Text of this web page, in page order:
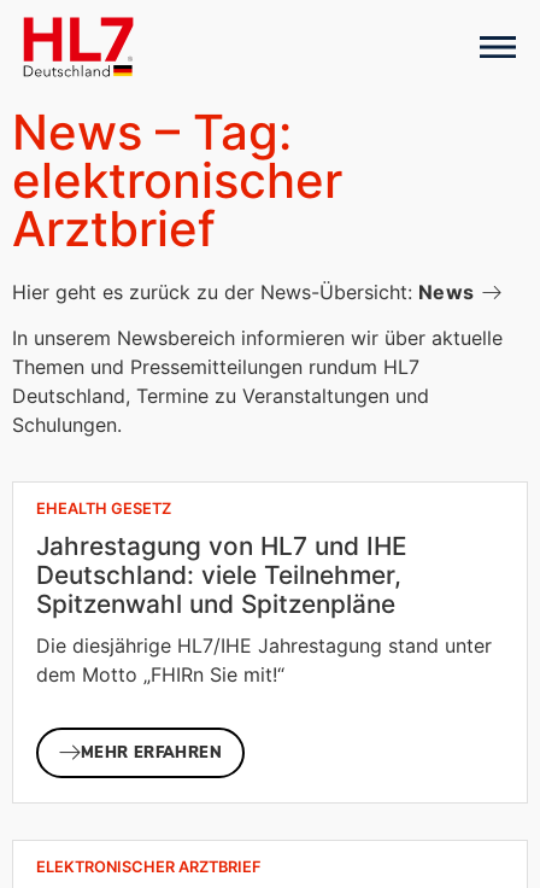
News – Tag:
elektronischer
Arztbrief
Hier geht es zurück zu der News-Übersicht: News
In unserem Newsbereich informieren wir über aktuelle
Themen und Pressemitteilungen rundum HL7
Deutschland, Termine zu Veranstaltungen und
Schulungen.
EHEALTH GESETZ
Jahrestagung von HL7 und IHE
Deutschland: viele Teilnehmer,
Spitzenwahl und Spitzenpläne
Die diesjährige HL7/IHE Jahrestagung stand unter
dem Motto „FHIRn Sie mit!“
MEHR ERFAHREN
ELEKTRONISCHER ARZTBRIEF